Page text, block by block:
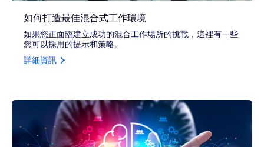
如何打造最佳混合式工作環境
如果您正面臨建立成功的混合工作場所的挑戰，這裡有一些
您可以採用的提示和策略。
詳細資訊